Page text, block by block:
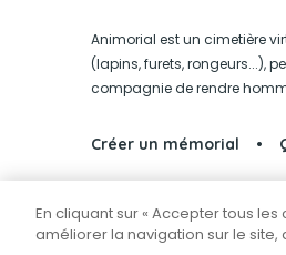
Animorial est un cimetière
(lapins, furets, rongeurs...),
compagnie de rendre
Créer un mémorial
En cliquant sur « Accepter tous
améliorer la navigation sur le